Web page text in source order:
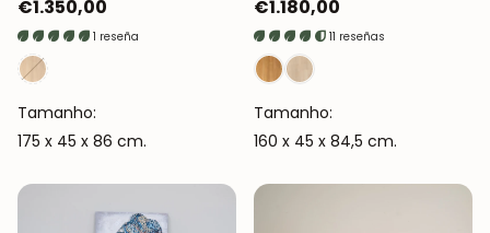
Preço
normal
€1.350,00
1 reseña
Tamanho:
175 x 45 x 86 cm.
Preço
normal
€1.180,00
11 reseñas
Tamanho:
160 x 45 x 84,5 cm.